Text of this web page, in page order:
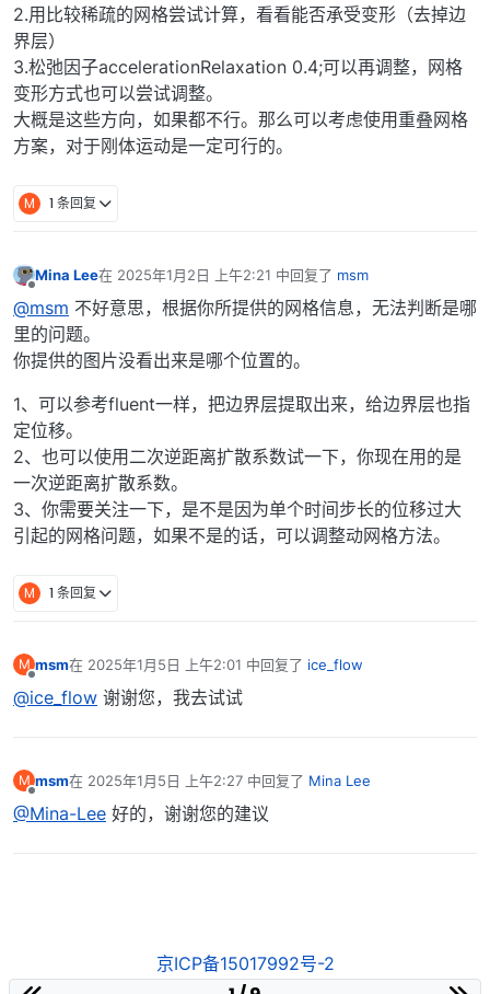
2.用比较稀疏的网格尝试计算，看看能否承受变形（去掉边
界层）
3.松弛因子accelerationRelaxation 0.4;可以再调整，网格
变形方式也可以尝试调整。
大概是这些方向，如果都不行。那么可以考虑使用重叠网格
方案，对于刚体运动是一定可行的。
M 1 条回复
Mina Lee在 2025年1月2日 上午2:21 中回复了 msm
最后由 编辑
@msm 不好意思，根据你所提供的网格信息，无法判断是哪
里的问题。
你提供的图片没看出来是哪个位置的。
1、可以参考fluent一样，把边界层提取出来，给边界层也指
定位移。
2、也可以使用二次逆距离扩散系数试一下，你现在用的是
一次逆距离扩散系数。
3、你需要关注一下，是不是因为单个时间步长的位移过大
引起的网格问题，如果不是的话，可以调整动网格方法。
M 1 条回复
M msm在 2025年1月5日 上午2:01 中回复了 ice_flow
最后由 编辑
@ice_flow 谢谢您，我去试试
M msm在 2025年1月5日 上午2:27 中回复了 Mina Lee
最后由 编辑
@Mina-Lee 好的，谢谢您的建议
京ICP备15017992号-2